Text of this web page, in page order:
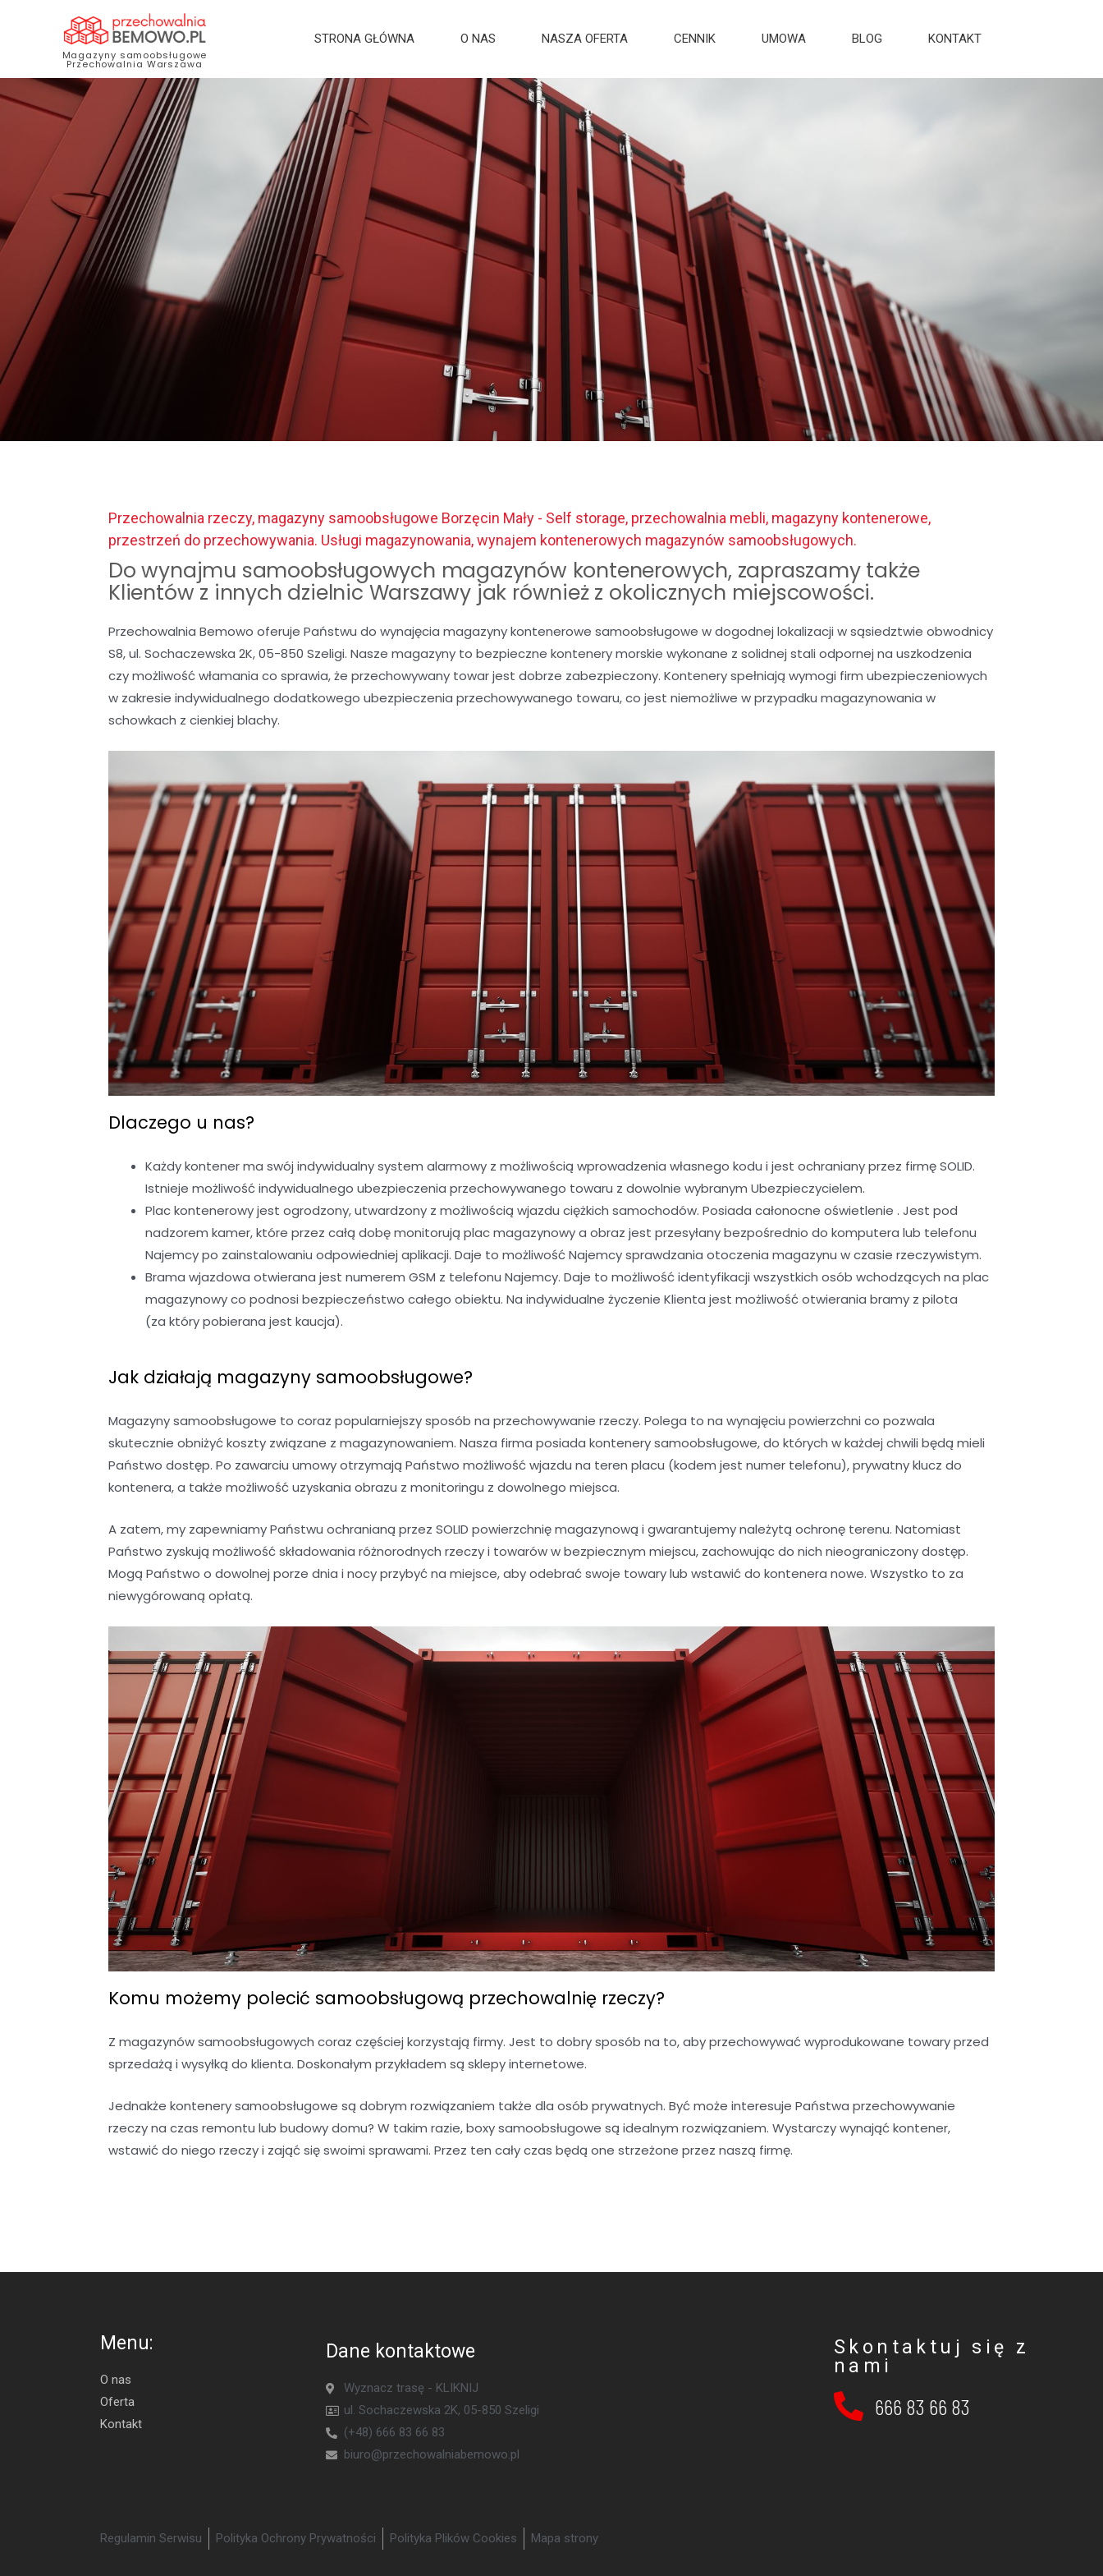
Magazyny samoobsługowe
Przechowalnia Warszawa
STRONA GŁÓWNA O NAS NASZA OFERTA CENNIK UMOWA BLOG KONTAKT
Przechowalnia rzeczy, magazyny samoobsługowe Borzęcin Mały - Self storage, przechowalnia mebli, magazyny kontenerowe,
przestrzeń do przechowywania. Usługi magazynowania, wynajem kontenerowych magazynów samoobsługowych.
Do wynajmu samoobsługowych magazynów kontenerowych, zapraszamy także
Klientów z innych dzielnic Warszawy jak również z okolicznych miejscowości.
Przechowalnia Bemowo oferuje Państwu do wynajęcia magazyny kontenerowe samoobsługowe w dogodnej lokalizacji w sąsiedztwie obwodnicy
S8, ul. Sochaczewska 2K, 05-850 Szeligi. Nasze magazyny to bezpieczne kontenery morskie wykonane z solidnej stali odpornej na uszkodzenia
czy możliwość włamania co sprawia, że przechowywany towar jest dobrze zabezpieczony. Kontenery spełniają wymogi firm ubezpieczeniowych
w zakresie indywidualnego dodatkowego ubezpieczenia przechowywanego towaru, co jest niemożliwe w przypadku magazynowania w
schowkach z cienkiej blachy.
Dlaczego u nas?
Każdy kontener ma swój indywidualny system alarmowy z możliwością wprowadzenia własnego kodu i jest ochraniany przez firmę SOLID.
Istnieje możliwość indywidualnego ubezpieczenia przechowywanego towaru z dowolnie wybranym Ubezpieczycielem.
Plac kontenerowy jest ogrodzony, utwardzony z możliwością wjazdu ciężkich samochodów. Posiada całonocne oświetlenie . Jest pod
nadzorem kamer, które przez całą dobę monitorują plac magazynowy a obraz jest przesyłany bezpośrednio do komputera lub telefonu
Najemcy po zainstalowaniu odpowiedniej aplikacji. Daje to możliwość Najemcy sprawdzania otoczenia magazynu w czasie rzeczywistym.
Brama wjazdowa otwierana jest numerem GSM z telefonu Najemcy. Daje to możliwość identyfikacji wszystkich osób wchodzących na plac
magazynowy co podnosi bezpieczeństwo całego obiektu. Na indywidualne życzenie Klienta jest możliwość otwierania bramy z pilota
(za który pobierana jest kaucja).
Jak działają magazyny samoobsługowe?
Magazyny samoobsługowe to coraz popularniejszy sposób na przechowywanie rzeczy. Polega to na wynajęciu powierzchni co pozwala
skutecznie obniżyć koszty związane z magazynowaniem. Nasza firma posiada kontenery samoobsługowe, do których w każdej chwili będą mieli
Państwo dostęp. Po zawarciu umowy otrzymają Państwo możliwość wjazdu na teren placu (kodem jest numer telefonu), prywatny klucz do
kontenera, a także możliwość uzyskania obrazu z monitoringu z dowolnego miejsca.
A zatem, my zapewniamy Państwu ochranianą przez SOLID powierzchnię magazynową i gwarantujemy należytą ochronę terenu. Natomiast
Państwo zyskują możliwość składowania różnorodnych rzeczy i towarów w bezpiecznym miejscu, zachowując do nich nieograniczony dostęp.
Mogą Państwo o dowolnej porze dnia i nocy przybyć na miejsce, aby odebrać swoje towary lub wstawić do kontenera nowe. Wszystko to za
niewygórowaną opłatą.
Komu możemy polecić samoobsługową przechowalnię rzeczy?
Z magazynów samoobsługowych coraz częściej korzystają firmy. Jest to dobry sposób na to, aby przechowywać wyprodukowane towary przed
sprzedażą i wysyłką do klienta. Doskonałym przykładem są sklepy internetowe.
Jednakże kontenery samoobsługowe są dobrym rozwiązaniem także dla osób prywatnych. Być może interesuje Państwa przechowywanie
rzeczy na czas remontu lub budowy domu? W takim razie, boxy samoobsługowe są idealnym rozwiązaniem. Wystarczy wynająć kontener,
wstawić do niego rzeczy i zająć się swoimi sprawami. Przez ten cały czas będą one strzeżone przez naszą firmę.
Menu:
O nas
Oferta
Kontakt
Dane kontaktowe
Wyznacz trasę - KLIKNIJ
ul. Sochaczewska 2K, 05-850 Szeligi
(+48) 666 83 66 83
biuro@przechowalniabemowo.pl
Regulamin Serwisu Polityka Ochrony Prywatności Polityka Plików Cookies Mapa strony
Skontaktuj się z
nami
666 83 66 83